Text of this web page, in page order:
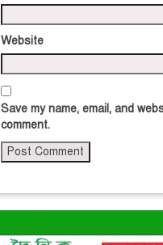
Website
Save my name, email, and
comment.